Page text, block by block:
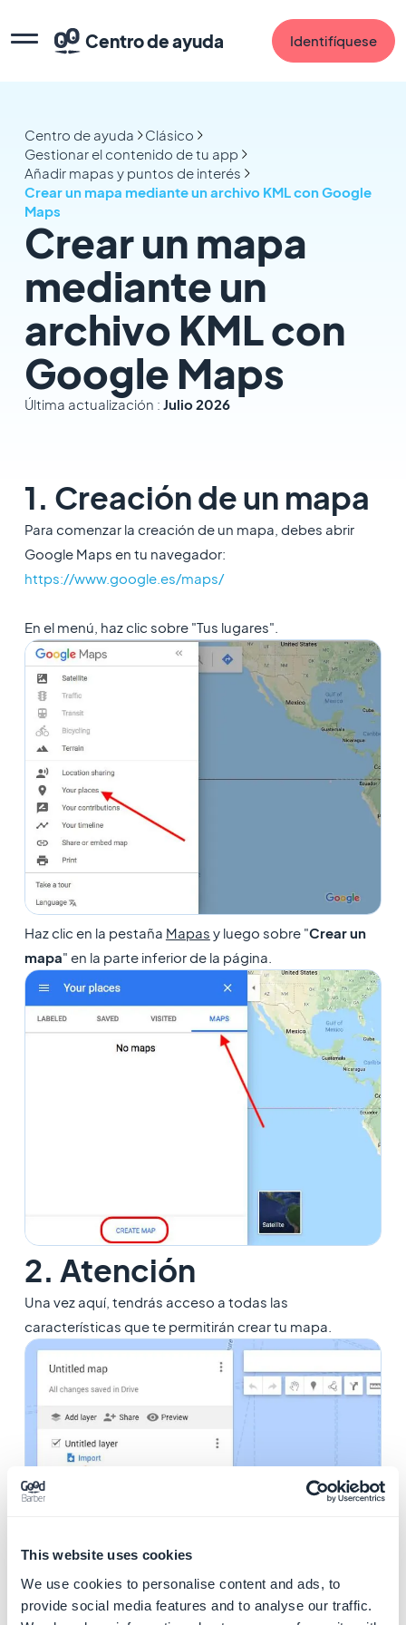
This website uses cookies
We use cookies to personalise content and ads, to
provide social media features and to analyse our traffic.
Centro de ayuda Identifíquese
Centro de ayuda
Clásico
Gestionar el contenido de tu app
Añadir mapas y puntos de interés
Crear un mapa mediante un archivo KML con Google
Maps
Crear un mapa
mediante un
archivo KML con
Google Maps
Última actualización : Julio 2026
1. Creación de un mapa
Para comenzar la creación de un mapa, debes abrir
Google Maps en tu navegador:
https://www.google.es/maps/
En el menú, haz clic sobre "Tus lugares".
Haz clic en la pestaña Mapas y luego sobre "Crear un
mapa" en la parte inferior de la página.
2. Atención
Una vez aquí, tendrás acceso a todas las
características que te permitirán crear tu mapa.
Ahora puedes añadir tus puntos al mapa haciendo clic
sobre el icono dedicado.